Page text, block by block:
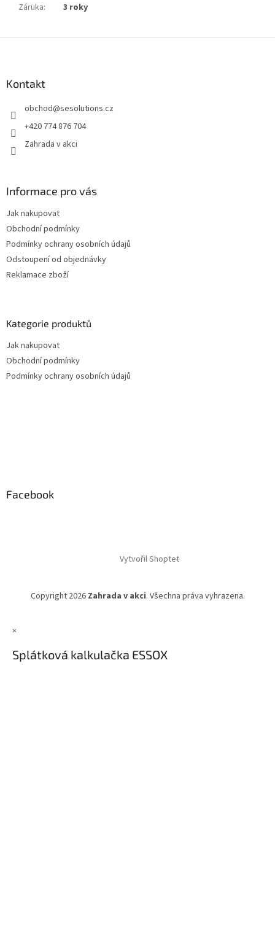
Záruka: 3 roky
Kontakt
obchod@sesolutions.cz
+420 774 876 704
Zahrada v akci
Informace pro vás
Jak nakupovat
Obchodní podmínky
Podmínky ochrany osobních údajů
Odstoupení od objednávky
Reklamace zboží
Kategorie produktů
Jak nakupovat
Obchodní podmínky
Podmínky ochrany osobních údajů
Facebook
Vytvořil Shoptet
Copyright 2026 Zahrada v akci. Všechna práva vyhrazena.
×
Splátková kalkulačka ESSOX